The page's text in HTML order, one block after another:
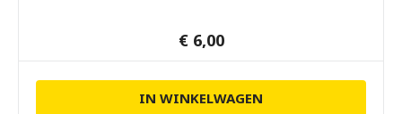
€ 6,00
IN WINKELWAGEN